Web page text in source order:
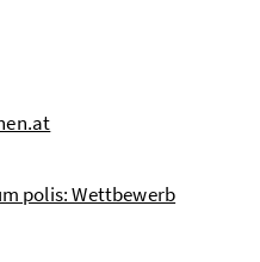
polis: Wettbewerb